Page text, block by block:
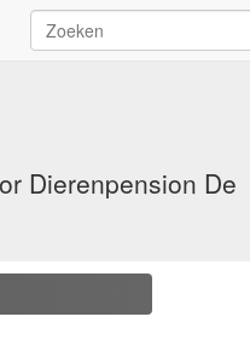
Dierenpension De